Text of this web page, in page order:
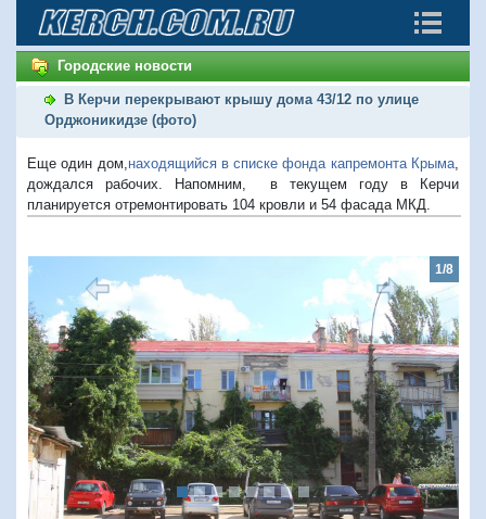
Городские новости
В Керчи перекрывают крышу дома 43/12 по улице
Орджоникидзе (фото)
Еще один дом, находящийся в списке фонда капремонта Крыма
дождался рабочих. Напомним, в текущем году в Керчи
планируется отремонтировать 104 кровли и 54 фасада МКД.
1/8
Предыдущий